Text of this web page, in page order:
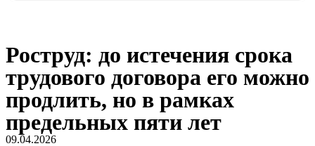
Роструд: до истечения срока
трудового договора его можно
продлить, но в рамках
предельных пяти лет
09.04.2026